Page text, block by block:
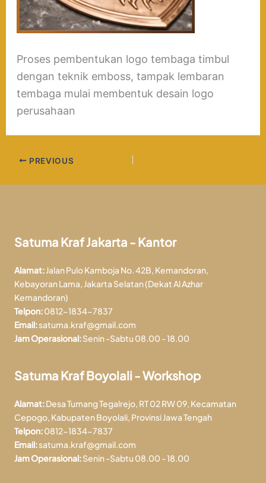
Proses pembentukan logo tembaga timbul
dengan teknik emboss, tampak lembaran
tembaga mulai membentuk desain logo
perusahaan
PREVIOUS
Satuma Kraf Jakarta - Kantor
Alamat:Jalan Pulo Kamboja No. 42B, Kemandoran,
Kebayoran Lama, Jakarta Selatan (Dekat Al Azhar
Kemandoran)
Telpon:0812-1834-7837
Email:satuma.kraf@gmail.com
Jam Operasional:Senin -Sabtu 08.00 - 18.00
Satuma Kraf Boyolali - Workshop
Alamat:Desa Tumang Tegalrejo, RT 02 RW 09, Kecamatan
Cepogo, Kabupaten Boyolali, Provinsi Jawa Tengah
Telpon:0812-1834-7837
Email:satuma.kraf@gmail.com
Jam Operasional:Senin -Sabtu 08.00 - 18.00